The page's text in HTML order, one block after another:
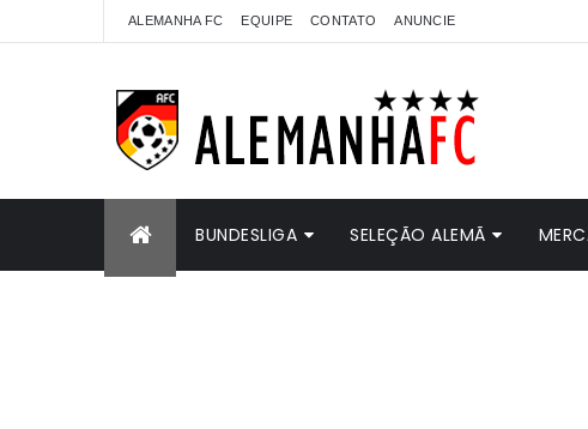
ALEMANHA FC EQUIPE CONTATO ANUNCIE
BUNDESLIGA SELEÇÃO ALEMÃ